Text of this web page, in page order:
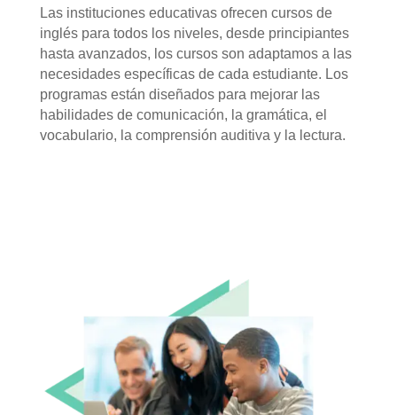
Las instituciones educativas ofrecen cursos de
inglés para todos los niveles, desde principiantes
hasta avanzados, los cursos son adaptamos a las
necesidades específicas de cada estudiante. Los
programas están diseñados para mejorar las
habilidades de comunicación, la gramática, el
vocabulario, la comprensión auditiva y la lectura.